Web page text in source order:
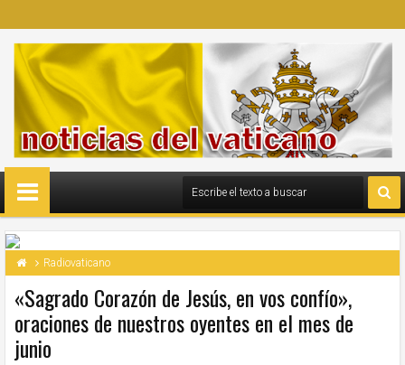
Radiovaticano
«Sagrado Corazón de Jesús, en vos confío»,
oraciones de nuestros oyentes en el mes de
junio